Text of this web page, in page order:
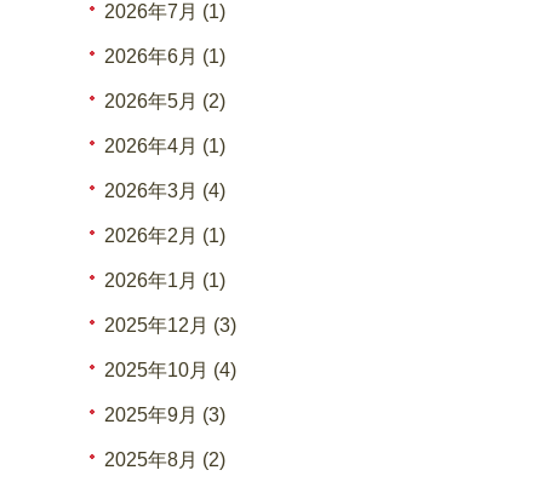
2026年7月 (1)
2026年6月 (1)
2026年5月 (2)
2026年4月 (1)
2026年3月 (4)
2026年2月 (1)
2026年1月 (1)
2025年12月 (3)
2025年10月 (4)
2025年9月 (3)
2025年8月 (2)